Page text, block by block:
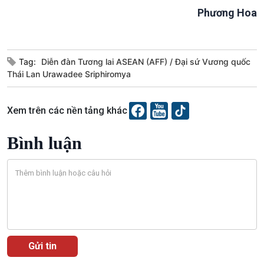
Câu chuyện thời sự
Chuyện đêm
Phương Hoa
Tag: Diễn đàn Tương lai ASEAN (AFF)
Đại sứ Vương quốc
Thái Lan Urawadee Sriphiromya
Xem trên các nền tảng khác
Bình luận